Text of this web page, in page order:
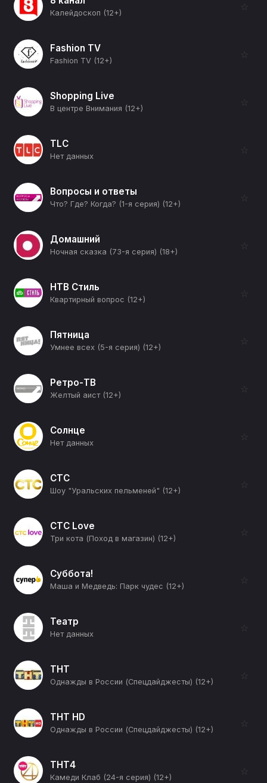
Калейдоскоп (12+)
☆
Fashion TV
Fashion TV (12+)
☆
Shopping Live
В центре Внимания (12+)
☆
TLC
Нет данных
☆
Вопросы и ответы
Что? Где? Когда? (1-я серия) (12+)
☆
Домашний
Ночная сказка (73-я серия) (18+)
☆
НТВ Стиль
Квартирный вопрос (12+)
☆
Пятница
Умнее всех (5-я серия) (12+)
☆
Ретро-ТВ
Желтый аист (12+)
☆
Солнце
Нет данных
☆
СТС
Шоу "Уральских пельменей" (12+)
☆
СТС Love
Три кота (Поход в магазин) (12+)
☆
Суббота!
Маша и Медведь: Парк чудес (12+)
☆
Театр
Нет данных
☆
ТНТ
Однажды в России (Спецдайджесты) (12+)
☆
ТНТ HD
Однажды в России (Спецдайджесты) (12+)
☆
ТНТ4
Камеди Клаб (24-я серия) (12+)
☆